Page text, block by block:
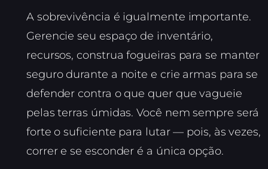
A sobrevivência é igualmente importante.
Gerencie seu espaço de inventário,
recursos, construa fogueiras para se manter
seguro durante a noite e crie armas para se
defender contra o que quer que vagueie
pelas terras úmidas. Você nem sempre será
forte o suficiente para lutar — pois, às vezes,
correr e se esconder é a única opção.